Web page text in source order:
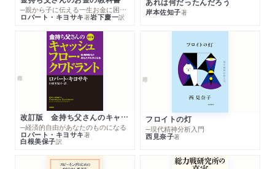
─親から子に伝える一生お金に困らない考え方
ロバート・キヨサキ著岩下慶一訳 岸本佐知子著
改訂版 金持ち父さんのキャッシュフロー・クワドラント
─経済的自由があなたのものになる
ロバート・キヨサキ著
白根美保子訳
フロイトの灯
─現代精神分析入門
西見奈子著